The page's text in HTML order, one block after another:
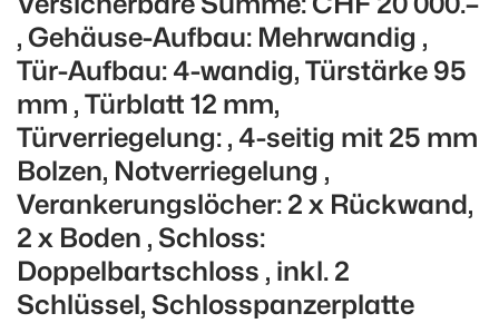
, Gehäuse-Aufbau: Mehrwandig ,
Tür-Aufbau: 4-wandig, Türstärke 95
mm , Türblatt 12 mm,
Türverriegelung: , 4-seitig mit 25 mm
Bolzen, Notverriegelung ,
Verankerungslöcher: 2 x Rückwand,
2 x Boden , Schloss:
Doppelbartschloss , inkl. 2
Schlüssel, Schlosspanzerplatte